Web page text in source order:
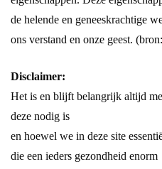
de helende en geneeskrachtige
ons verstand en onze geest.
Disclaimer:
Het is en blijft belangrijk altijd
deze nodig is
en hoewel we in deze site
die een ieders gezondheid enorm